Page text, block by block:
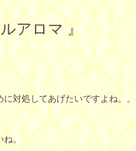
アロマ 』
対処してあげたいですよね。。
ね。